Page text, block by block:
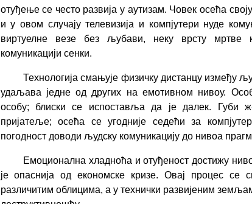
отуђење се често развија у аутизам. Човек осећа
и у овом случају телевизија и компјутери нуде
виртуелне везе без љубави, неку врсту мртве
комуникацији сенки.
Технологија смањује физичку дистанцу између
удаљава једне од других на емотивном нивоу.
особу; блиски се испоставља да је далек. Губи
пријатеље; осећа се угодније седећи за
погодност доводи људску комуникацију до нивоа
Емоционална хладноћа и отуђеност достижу
је опаснија од економске кризе. Овај процес се
различитим облицима, а у технички развијеним